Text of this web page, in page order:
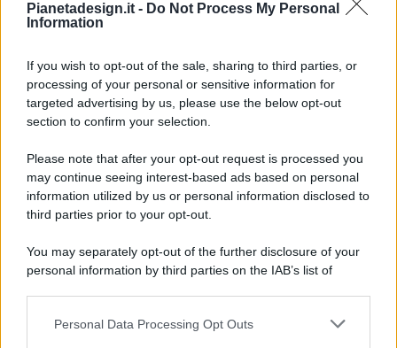
Pianetadesign.it - Do Not Process My Personal
Information
If you wish to opt-out of the sale, sharing to third parties, or
processing of your personal or sensitive information for
targeted advertising by us, please use the below opt-out
section to confirm your selection.
Please note that after your opt-out request is processed you
may continue seeing interest-based ads based on personal
information utilized by us or personal information disclosed to
third parties prior to your opt-out.
You may separately opt-out of the further disclosure of your
personal information by third parties on the IAB’s list of
This information may also be disclosed by us to third parties
Personal Data Processing Opt Outs
© 2026 - Pianeta Design - P.IVA 04827280654 - Testata
Registrata Al Tribunale Di Nocera Inferiore N. 8/2020 - RG N.
ISCRIZIONE AL ROC N. 35792 – ISCRITTA ALL’ANSO
(ASSOCIAZIONE NAZIONALE STAMPA ONLINE)
PREFERENZE PRIVACY